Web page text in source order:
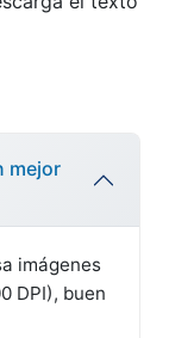
mejor
imágenes
DPI), buen